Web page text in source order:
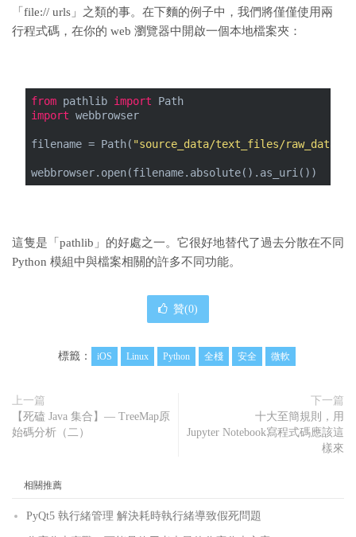
「file:// urls」之類的事。在下麵的例子中，我們將僅僅使用兩
行程式碼，在你的 web 瀏覽器中開啟一個本地檔案夾：
from pathlib import Path
import webbrowser
filename = Path( "source_data/text_files/
webbrowser.open(filename.absolute().as_uri())
這隻是「pathlib」的好處之一。它很好地替代了過去分散在不同
Python 模組中與檔案相關的許多不同功能。
贊(0)
標籤： iOS Linux Python 全棧 安全 微軟
上一篇
【死磕 Java 集合】— TreeMap原
始碼分析（二）
下一篇
十大至簡規則，用
Jupyter Notebook寫程式碼應該這
樣來
相關推薦
PyQt5 執行緒管理 解決耗時執行緒導致假死問題